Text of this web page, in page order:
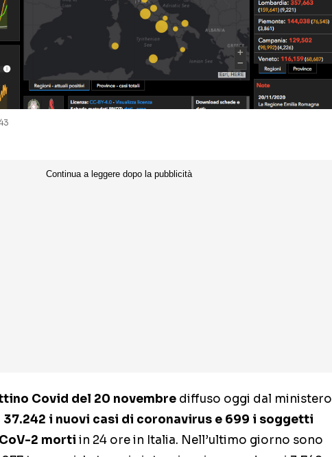
Covid del 20 novembre diffuso oggi dal ministero
37.242 i nuovi casi di coronavirus e 699 i soggetti
2 morti in 24 ore in Italia. Nell’ultimo giorno sono